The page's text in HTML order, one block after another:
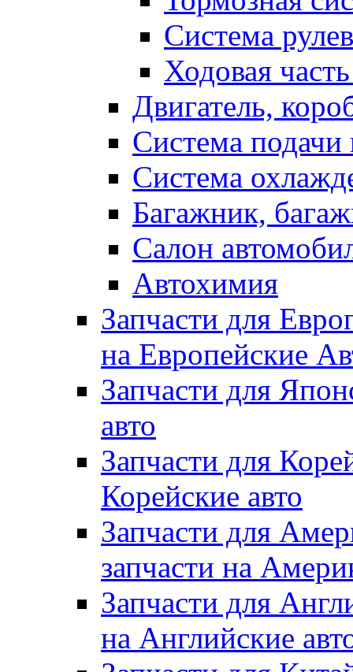
Система
Ходовая
Двигатель,
Система подачи
Система
Багажник,
Салон
Автохимия
Запчасти для
на Европейские
Запчасти для
авто
Запчасти для
Корейские авто
Запчасти для
запчасти на
Запчасти для
на Английские